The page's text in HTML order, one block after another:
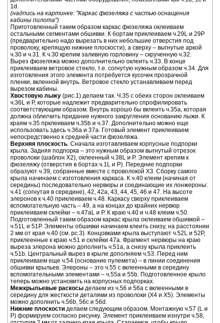
1d.
(надпись на картинке: "Каркас фюзеляжа с частью оснащения
кабины пилота")
Приготовленный таким образом каркас фюзеляжа оклеиваем
остальными сегментами обшивки. К бортам приклеиваем ч.29L и 29P
(предварительно надо вырезать в них небольшие отверстия под
проволоку, крепящую нижние плоскости), а сверху – выгнутые аркой
ч.30 и ч.31. К ч.30 крепим заливную горловину – скрученную ч.32.
Вырез фюзеляжа можно дополнительно оклеить ч.33. В конце
приклеиваем ветровое стекло, т.е. согнутую нужным образом ч.34. Для
изготовления этого элемента потребуется кусочек прозрачной
пленки, вкленной внутрь. Ветровое стекло устанавливаем перед
вырезом кабины.
Хвостовую лыжу (рис.1) делаем так. Ч.35 с обеих сторон оклеиваем
ч.36L и P, которые надлежит предварительно спрофилировать
соответствующим образом. Внутрь хорошо бы вклеить ч.35а, которая
должна облегчить придание нужного закругления основанию лыжи. К
краям ч.35 прклеиваем ч.35b и ч.37. Дополнительно можно еще
использовать здесь ч.36а и 37а. Готовый элемент приклеиваем
непосредственно к средней части фюзеляжа.
Верхняя плоскость. Сначала изготавливаем корпусные подпорки
крыла. Задняя подпорка – это нужным образом выгнутый отрезок
проволоки (шаблон Х2), оклеенный ч.38L и P. Элемент крепим к
фюзеляжу (отверстия в бортах ч.1L и P). Передние подпорки
образуют ч.39, собранные вместе с проволокой Х3. Сборку самого
крыла начинаем с изготовления каркаса. К ч.40 клеим (начиная от
середины) последовательно нервюры и соединающие их лонжероны:
ч.41 (согнутая в середине), 42, 42а, 43, 44, 45, 46 и 47. На высоте
элеронов к ч.40 приклеиваем ч.48. Каркасу сверху приклеиваем
вспомогательную часть – 49, а на концах до крайних нервюр
приклеиваем склейки – ч.47аL и P. К краю ч.40 и ч.48 клеим ч.50.
Подготовленный таким образом каркас крыла оклеиваем обшивкой –
ч.51L и 51P. Элементы обшивки начинаем клеить снизу, на расстоянии
2 мм от края ч.40 (см. рс.3). Концовками крыла выступают ч.52L и 52P,
приклеенные к краю ч.51 и склейки 47а. Фрагмент нервюры на краю
выреза элерона можно дополнить ч.51а, а снизу крыла приклеить
ч.51b. Центральный вырез в крыле дополняем ч.53. Перед ним
приклеиваем еще ч.54 (основание пулемета) – в линии соединения
обшивки крыльев. Элероны – это ч.55 с вклеенными в середину
вспомогательными элементами – ч.55а и 55b. Подготовленное крыло
теперь можно установить на корпусных подпорках.
Межкрыльевые раскосы делаем из ч.56 и 56а с вклеенными в
середину для жесткости деталями из проволоки (Х4 и Х5). Элементы
можно дополнить ч.56b, 56c и 56d.
Нижние плоскости делаем следующим образом. Монтажную ч.57 (L и
P) формируем согласно рисунку. Элемент приклеиваем изнутри ч.58,